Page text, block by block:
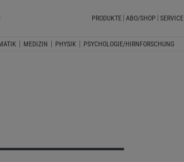
PRODUKTE ABO/SHOP SERVICE
MEDIZIN PHYSIK PSYCHOLOGIE/HIRNFORSCHUNG